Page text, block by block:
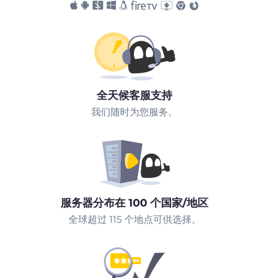
全天候客服支持
我们随时为您服务。
服务器分布在 100 个国家/地区
全球超过 115 个地点可供选择。